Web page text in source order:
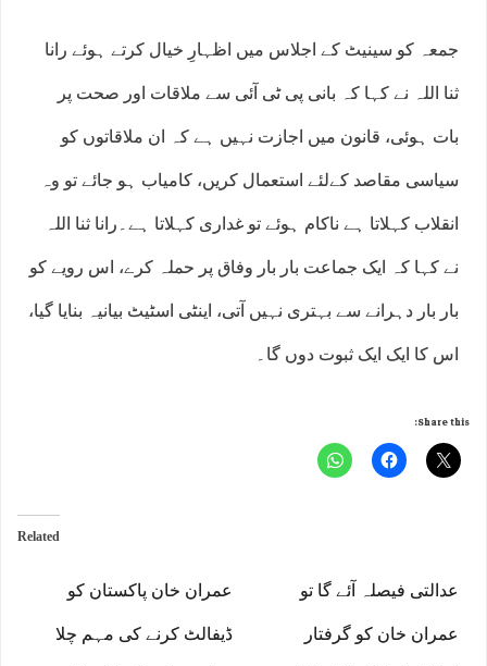
جمعہ کو سینیٹ کے اجلاس میں اظہارِ خیال کرتے ہوئے رانا
ثنا اللہ نے کہا کہ بانی پی ٹی آئی سے ملاقات اور صحت پر
بات ہوئی، قانون میں اجازت نہیں ہے کہ ان ملاقاتوں کو
سیاسی مقاصد کےلئے استعمال کریں، کامیاب ہو جائے تو وہ
انقلاب کہلاتا ہے ناکام ہوئے تو غداری کہلاتا ہے۔رانا ثنا اللہ
نے کہا کہ ایک جماعت بار بار وفاق پر حملہ کرے، اس رویے کو
بار بار دہرانے سے بہتری نہیں آتی، اینٹی اسٹیٹ بیانیہ بنایا گیا،
اس کا ایک ایک ثبوت دوں گا۔
Share this:
Related
عمران خان پاکستان کو
ڈیفالٹ کرنے کی مہم چلا
عدالتی فیصلہ آئے گا تو
عمران خان کو گرفتار